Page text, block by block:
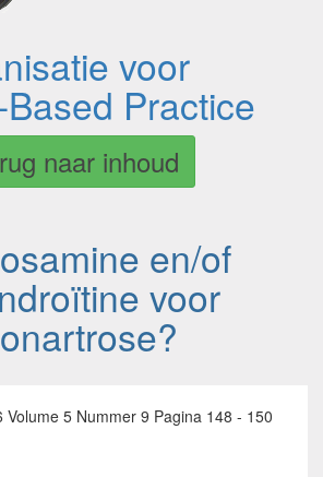
voor
Practice
naar inhoud
en/of
voor
Volume 5 Nummer 9 Pagina 148 - 150